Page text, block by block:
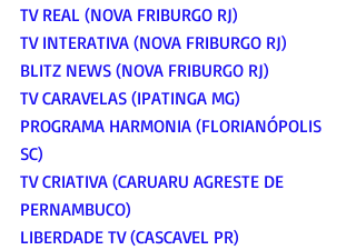
TV REAL (NOVA FRIBURGO RJ)
TV INTERATIVA (NOVA FRIBURGO RJ)
BLITZ NEWS (NOVA FRIBURGO RJ)
TV CARAVELAS (IPATINGA MG)
PROGRAMA HARMONIA (FLORIANÓPOLIS
SC)
TV CRIATIVA (CARUARU AGRESTE DE
PERNAMBUCO)
LIBERDADE TV (CASCAVEL PR)